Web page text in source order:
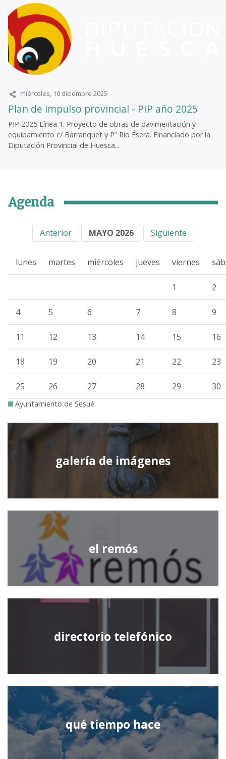
miércoles, 10 diciembre 2025
Plan de impulso provincial - PIP año 2025
PIP 2025 Línea 1. Proyecto de obras de pavimentación y
equipamiento c/ Barranquet y Pº Río Ésera. Financiado por la
Diputación Provincial de Huesca...
Agenda
Anterior MAYO 2026 Siguiente
lunes martes miércoles jueves viernes
1 2
4 5 6 7 8 9
11 12 13 14 15 16
18 19 20 21 22 23
25 26 27 28 29 30
Ayuntamiento de Sesué
galería de imágenes
el remós
directorio telefónico
qué tiempo hace